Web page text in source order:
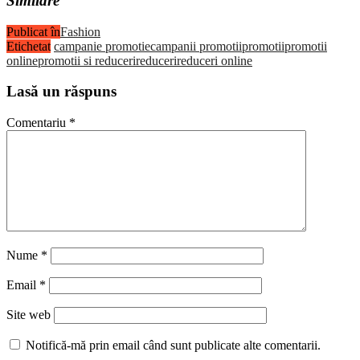
Publicat înFashion
Etichetat campanie promotiecampanii promotiipromotiipromotii
onlinepromotii si reducerireducerireduceri online
Lasă un răspuns
Comentariu *
Nume *
Email *
Site web
Notifică-mă prin email când sunt publicate alte comentarii.